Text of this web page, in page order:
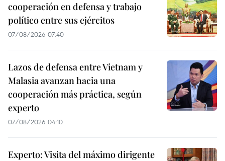
cooperación en defensa y trabajo
político entre sus ejércitos
07/08/2026 07:40
Lazos de defensa entre Vietnam y
Malasia avanzan hacia una
cooperación más práctica, según
experto
07/08/2026 04:10
Experto: Visita del máximo dirigente